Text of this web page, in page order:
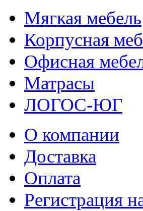
Мягкая мебель
Корпусная
Офисная
Матрасы
ЛОГОС-ЮГ
О компании
Доставка
Оплата
Регистрация